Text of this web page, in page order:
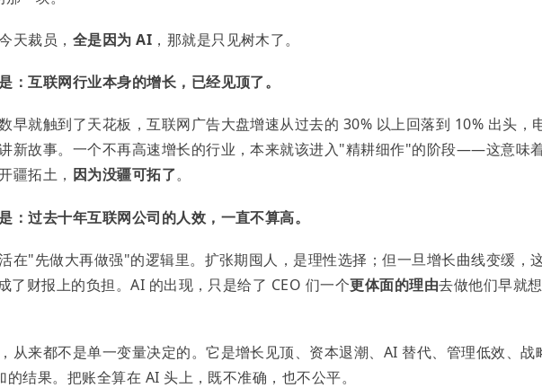
天裁员， 全是因为 AI ，那就是只见树木了。
：互联网行业本身的增长，已经见顶了。
早就触到了天花板，互联网广告大盘增速从过去的 30% 以上回落到 10% 出头，
新故事。一个不再高速增长的行业，本来就该进入"精耕细作"的阶段——这意味
疆拓土， 因为没疆可拓了。
：过去十年互联网公司的人效，一直不算高。
在"先做大再做强"的逻辑里。扩张期囤人，是理性选择；但一旦增长曲线变缓，
了财报上的负担。AI 的出现，只是给了 CEO 们一个更体面的理由去做他们早就
从来都不是单一变量决定的。它是增长见顶、资本退潮、AI 替代、管理低效、战
结果。把账全算在 AI 头上，既不准确，也不公平。